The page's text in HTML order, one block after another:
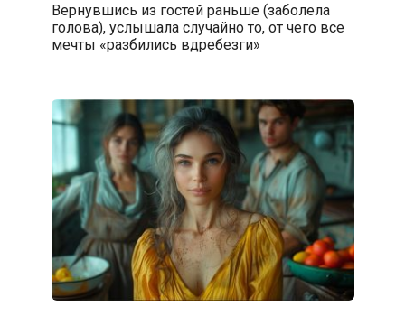
Вернувшись из гостей раньше (заболела
голова), услышала случайно то, от чего все
мечты «разбились вдребезги»